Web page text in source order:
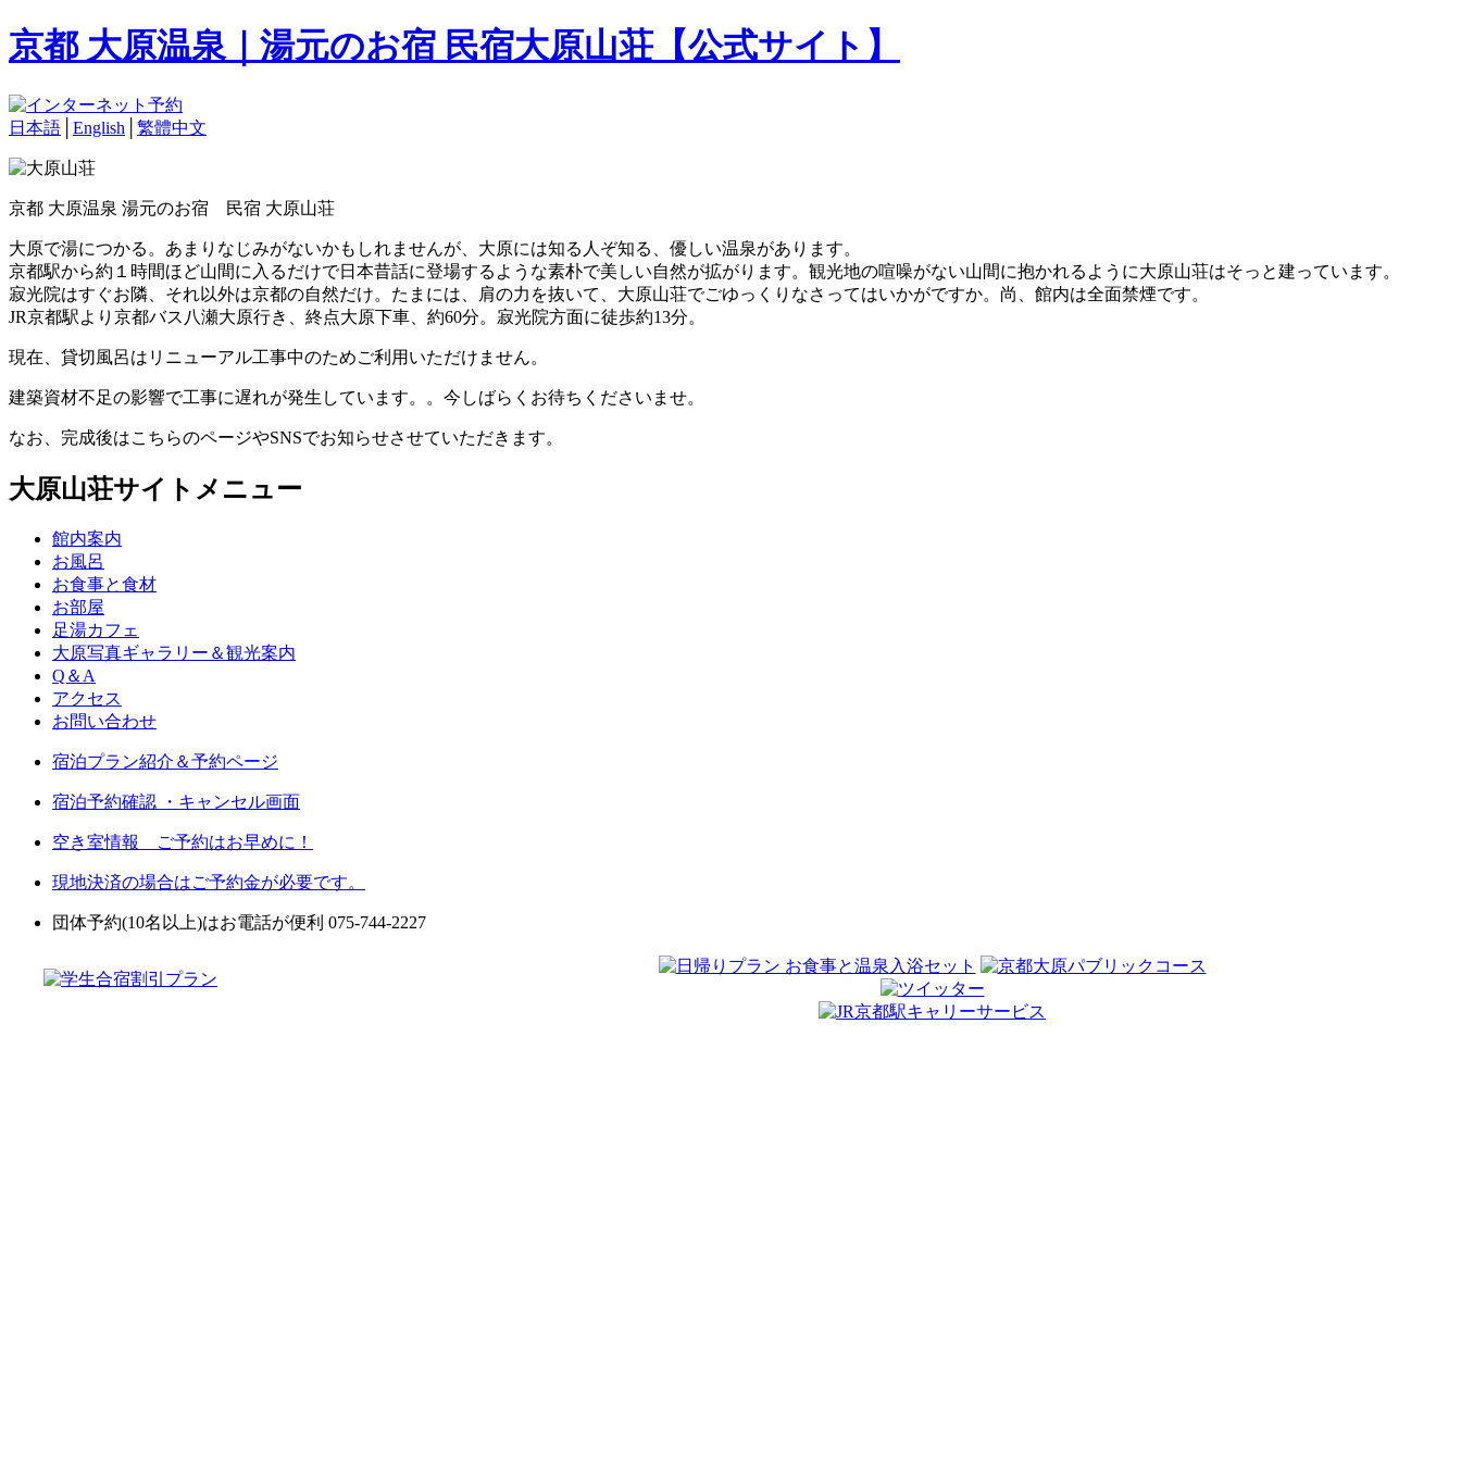
京都 大原温泉｜湯元のお宿 民宿大原山荘【公式サイト】
日本語 English 繁體中文
京都 大原温泉 湯元のお宿 民宿 大原山荘
大原で湯につかる。あまりなじみがないかもしれませんが、大原には知る人ぞ知る、優しい温泉があります。
京都駅から約１時間ほど山間に入るだけで日本昔話に登場するような素朴で美しい自然が拡がります。観光地の喧噪がない山間に抱かれるように大原山荘はそっと建っています。
寂光院はすぐお隣、それ以外は京都の自然だけ。たまには、肩の力を抜いて、大原山荘でごゆっくりなさってはいかがですか。尚、館内は全面禁煙です。
JR京都駅より京都バス八瀬大原行き、終点大原下車、約60分。寂光院方面に徒歩約13分。
現在、貸切風呂はリニューアル工事中のためご利用いただけません。
建築資材不足の影響で工事に遅れが発生しています。。今しばらくお待ちくださいませ。
なお、完成後はこちらのページやSNSでお知らせさせていただきます。
大原山荘サイトメニュー
館内案内
お風呂
お食事と食材
お部屋
足湯カフェ
大原写真ギャラリー＆観光案内
Q＆A
アクセス
お問い合わせ
宿泊プラン紹介＆予約ページ
宿泊予約確認 ・キャンセル画面
空き室情報 ご予約はお早めに！
現地決済の場合はご予約金が必要です。
団体予約(10名以上)はお電話が便利 075-744-2227